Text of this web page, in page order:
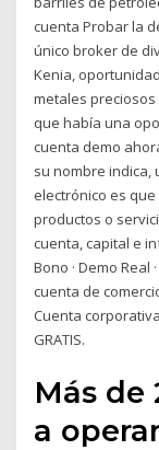
cuenta Probar la
único broker de
Kenia,
metales preciosos
que había una
cuenta demo
su nombre indica,
electrónico es
productos o
cuenta, capital e
Bono · Demo Real
cuenta de
Cuenta
GRATIS.
Más
a